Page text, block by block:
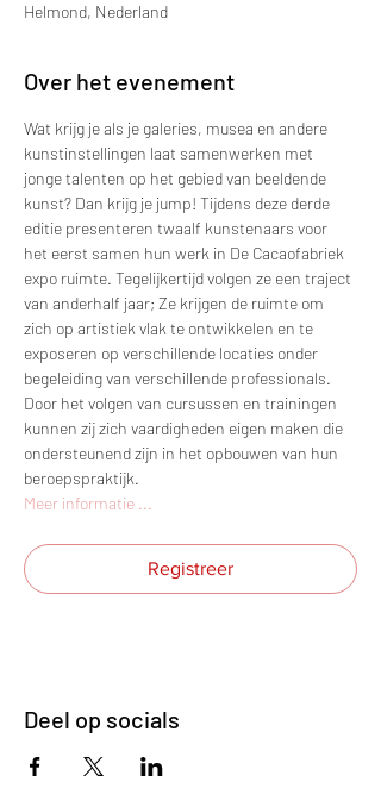
Helmond, Nederland
Over het evenement
Wat krijg je als je galeries, musea en andere
kunstinstellingen laat samenwerken met
jonge talenten op het gebied van beeldende
kunst? Dan krijg je jump! Tijdens deze derde
editie presenteren twaalf kunstenaars voor
het eerst samen hun werk in De Cacaofabriek
expo ruimte. Tegelijkertijd volgen ze een traject
van anderhalf jaar; Ze krijgen de ruimte om
zich op artistiek vlak te ontwikkelen en te
exposeren op verschillende locaties onder
begeleiding van verschillende professionals.
Door het volgen van cursussen en trainingen
kunnen zij zich vaardigheden eigen maken die
ondersteunend zijn in het opbouwen van hun
beroepspraktijk.
Meer informatie ...
Registreer
Deel op socials